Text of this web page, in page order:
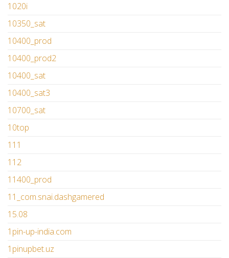
1020i
10350_sat
10400_prod
10400_prod2
10400_sat
10400_sat3
10700_sat
10top
111
112
11400_prod
11_com.snai.dashgamered
15.08
1pin-up-india.com
1pinupbet.uz